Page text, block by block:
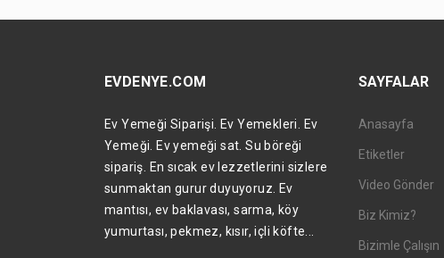
EVDENYE.COM
Ev Yemeği Siparişi. Ev Yemekleri. Ev
Yemeği. Ev yemeği sat. Su böreği
sipariş. En sıcak ev lezzetlerini sizlere
sunmaktan gurur duyuyoruz. Ev
mantısı, ev baklavası, sarma, köy
yumurtası, pekmez, kısır, içli köfte...
SAYFALAR
Anasayfa
Etiketler
Video Gönder
Biz Kimiz?
Bizimle Çalışın